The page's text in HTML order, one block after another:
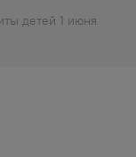
детей 1 июня